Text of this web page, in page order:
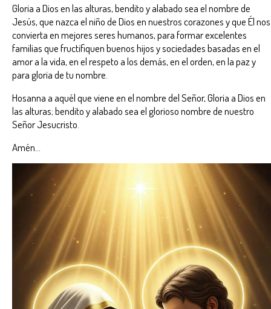
Gloria a Dios en las alturas, bendito y alabado sea el nombre de
Jesús, que nazca el niño de Dios en nuestros corazones y que Él nos
convierta en mejores seres humanos, para formar excelentes
familias que fructifiquen buenos hijos y sociedades basadas en el
amor a la vida, en el respeto a los demás, en el orden, en la paz y
para gloria de tu nombre.
Hosanna a aquél que viene en el nombre del Señor, Gloria a Dios en
las alturas; bendito y alabado sea el glorioso nombre de nuestro
Señor Jesucristo.
Amén...